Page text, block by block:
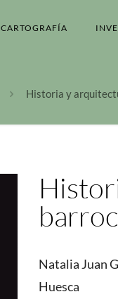
CARTOGRAFÍA
Historia y
Natalia Juan
Huesca